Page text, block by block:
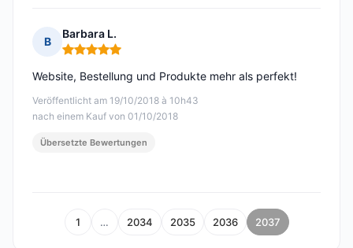
B
Barbara L.
Hinweis: 5 von 5
Veröffentlicht am 19/10/2018 à 10h43
nach einem Kauf von 01/10/2018
Website, Bestellung und Produkte mehr als perfekt!
Übersetzte Bewertungen
1 … 2034 2035 2036 2037